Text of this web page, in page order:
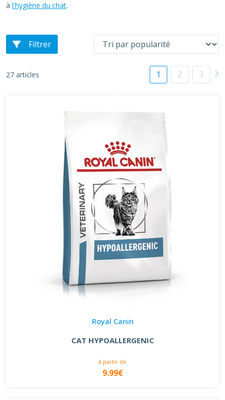
à l'hygiène du chat.
Filtrer
27 articles 1 2 3
Royal Canin
CAT HYPOALLERGENIC
à partir de
9.99€